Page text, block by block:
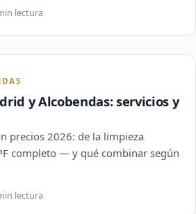
lectura
y Alcobendas: servicios y
precios 2026: de la limpieza
completo — y qué combinar según
lectura